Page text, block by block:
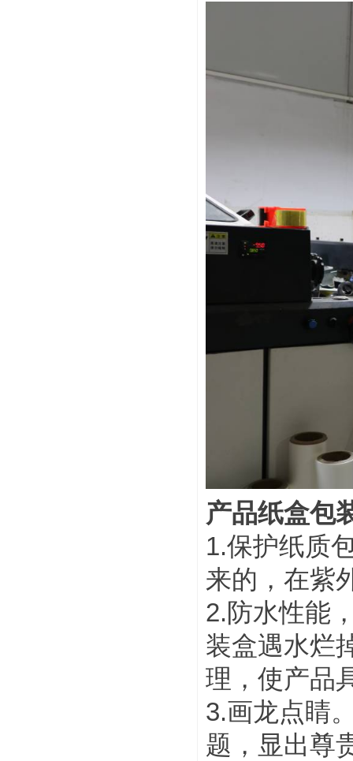
产品纸盒包
1.保护纸质
来的，在紫
2.防水性能
装盒遇水烂
理，使产品
3.画龙点睛
题，显出尊